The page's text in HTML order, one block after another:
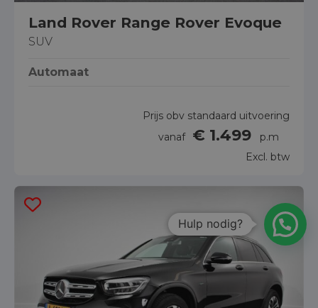
Land Rover Range Rover Evoque
SUV
Automaat
Prijs obv standaard uitvoering
vanaf € 1.499
p.m
Excl. btw
Hulp nodig?